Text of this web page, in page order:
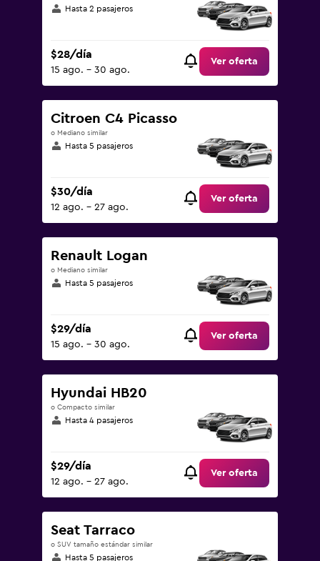
Hasta 2 pasajeros
$28/día
15 ago. - 30 ago.
Ver oferta
Citroen C4 Picasso
o Mediano similar
Hasta 5 pasajeros
$30/día
12 ago. - 27 ago.
Ver oferta
Renault Logan
o Mediano similar
Hasta 5 pasajeros
$29/día
15 ago. - 30 ago.
Ver oferta
Hyundai HB20
o Compacto similar
Hasta 4 pasajeros
$29/día
12 ago. - 27 ago.
Ver oferta
Seat Tarraco
o SUV tamaño estándar similar
Hasta 5 pasajeros